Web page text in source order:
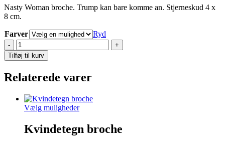
Nasty Woman broche. Trump kan bare komme an. Stjerneskud 4 x
8 cm.
Farver
Ryd
Nasty
Woman
broche
Tilføj til kurv
Relaterede varer
Vælg mulighederDette
har
flere
Kvindetegn broche